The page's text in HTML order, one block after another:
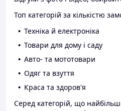
Топ категорій за кількістю
Техніка й електроніка
Товари для дому і саду
Авто- та мототовари
Одяг та взуття
Краса та здоров'я
Серед категорій, що